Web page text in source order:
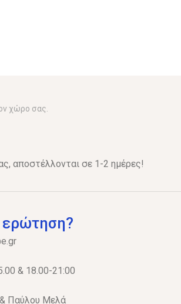
χώρο σας.
αποστέλλονται σε 1-2 ημέρες!
ερώτηση?
& 18.00-21:00
Παύλου Μελά